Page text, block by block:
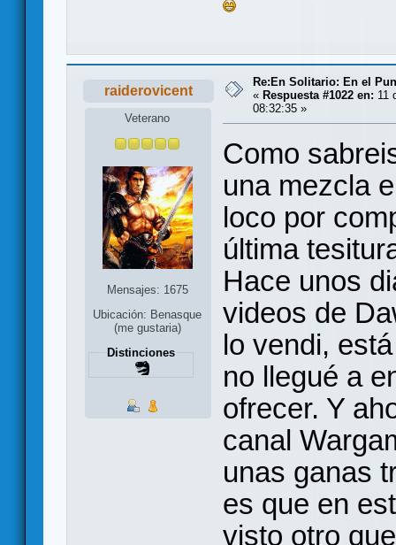
raiderovicent
Veterano
Mensajes: 1675
Ubicación: Benasque
(me gustaria)
Distinciones
Re:En Solitario: En el
« Respuesta #1022 en: 11
08:32:35 »
Como
una mezcla
loco por
última
Hace unos
videos de
lo vendi,
no llegué a
ofrecer. Y
canal
unas ganas
es que en
visto otro